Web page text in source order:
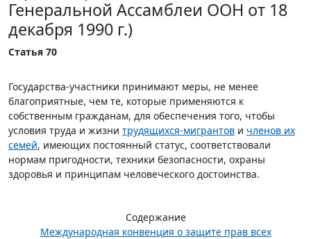
Генеральной Ассамблеи ООН от 18
декабря 1990 г.)
Статья 70
Государства-участники принимают меры, не менее
благоприятные, чем те, которые применяются к
собственным гражданам, для обеспечения того, чтобы
условия труда и жизни трудящихся-мигрантов и членов их
семей, имеющих постоянный статус, соответствовали
нормам пригодности, техники безопасности, охраны
здоровья и принципам человеческого достоинства.
Содержание
Международная конвенция о защите прав всех